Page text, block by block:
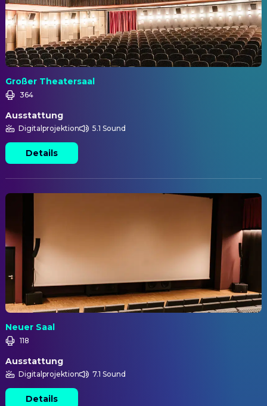
Großer Theatersaal
364
Ausstattung
Digitalprojektion 5.1 Sound
Details
Neuer Saal
118
Ausstattung
Digitalprojektion 7.1 Sound
Details